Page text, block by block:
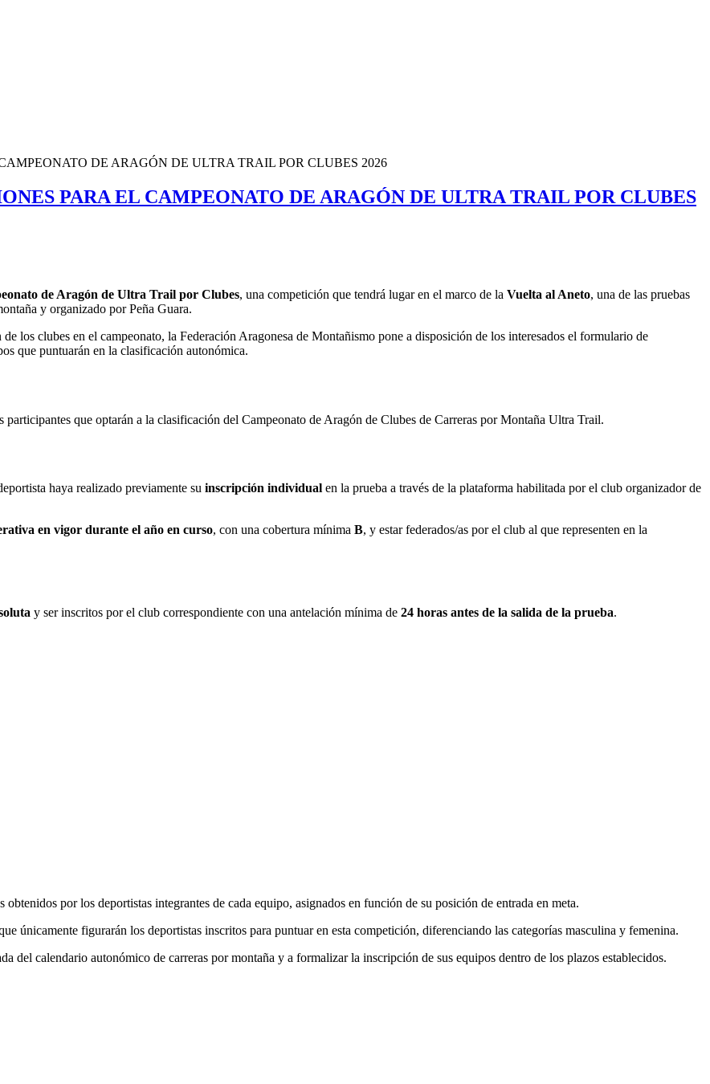
DE ARAGÓN DE ULTRA TRAIL POR CLUBES 2026
PARA EL CAMPEONATO DE ARAGÓN DE ULTRA TRAIL POR CLUBES
de Aragón de Ultra Trail por Clubes, una competición que tendrá lugar en el marco de la Vuelta al Aneto, una de las pruebas
y organizado por Peña Guara.
los clubes en el campeonato, la Federación Aragonesa de Montañismo pone a disposición de los interesados el formulario de
que puntuarán en la clasificación autonómica.
que optarán a la clasificación del Campeonato de Aragón de Clubes de Carreras por Montaña Ultra Trail.
haya realizado previamente su inscripción individual en la prueba a través de la plataforma habilitada por el club organizador de
en vigor durante el año en curso, con una cobertura mínima B, y estar federados/as por el club al que representen en la
y ser inscritos por el club correspondiente con una antelación mínima de 24 horas antes de la salida de la prueba.
por los deportistas integrantes de cada equipo, asignados en función de su posición de entrada en meta.
únicamente figurarán los deportistas inscritos para puntuar en esta competición, diferenciando las categorías masculina y femenina.
del calendario autonómico de carreras por montaña y a formalizar la inscripción de sus equipos dentro de los plazos establecidos.